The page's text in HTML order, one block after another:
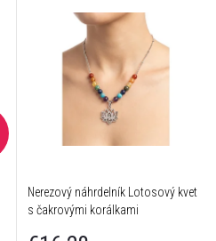
Nerezový náhrdelník Lotosový kvet
s čakrovými korálkami